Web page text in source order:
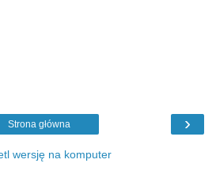
›
Strona główna
wersję na komputer